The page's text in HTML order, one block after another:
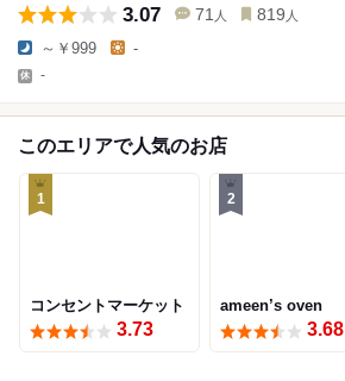
3.07 71 人 819 人
～￥999 -
-
このエリアで人気のお店
1
コンセントマーケット
3.73
2
ameen’s oven
3.68